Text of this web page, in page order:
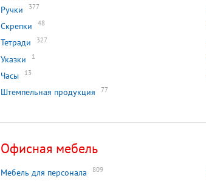
Ручки 377
Скрепки 48
Тетради 327
Указки 1
Часы 13
Штемпельная продукция 77
Офисная мебель
Мебель для персонала 809